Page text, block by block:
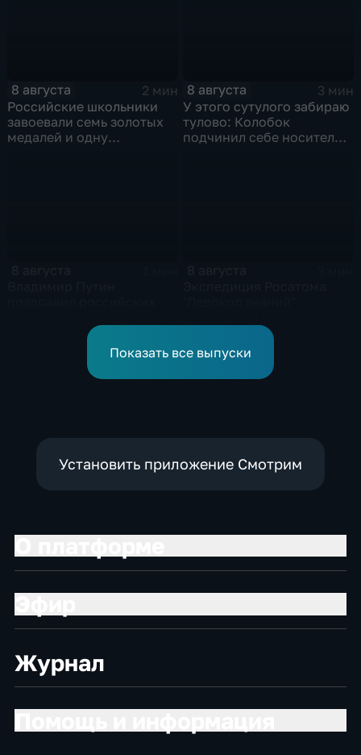
8 августа
2 мин
Российские школьники
завоевали семь золотых
медалей и одну
8 августа
3 мин
У этого сутулого забираю
тулово: Колобок
подчинил себе носителя в
физкультурников с
профессиональнымПоказать все выпуски
Установить приложение Смотрим
Журнал